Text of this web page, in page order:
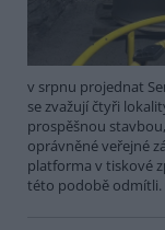
v srpnu projednat
se zvažují čtyři
prospěšnou
oprávněné veřejné
platforma v tiskové
této podobě odmítli.